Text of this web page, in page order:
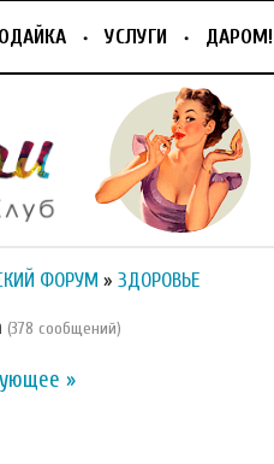
УСЛУГИ ДАРОМ!
ФОРУМ » ЗДОРОВЬЕ
(378 сообщений)
»